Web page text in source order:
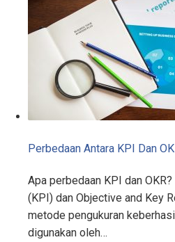
Perbedaan Antara KPI Dan
Apa perbedaan KPI dan
(KPI) dan Objective and Key
metode pengukuran
digunakan oleh…